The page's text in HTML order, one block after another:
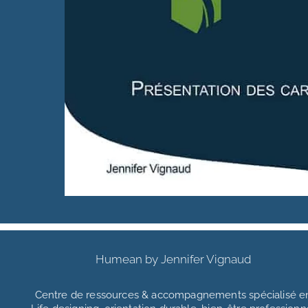
Humean by Jennifer Vignaud
Centre de ressources & accompagnementsspécialisé